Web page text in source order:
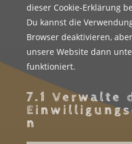
dieser Cookie-Erklärung
Du kannst die
Browser deaktivieren,
unsere Website dann
funktioniert.
7.1 Verwalte
n